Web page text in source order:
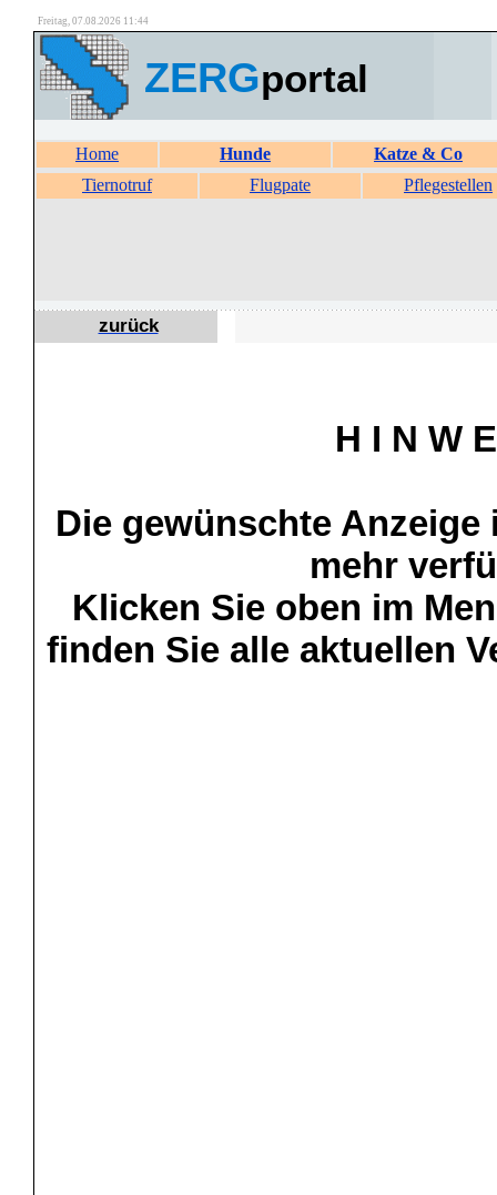
Freitag, 07.08.2026 11:44
ZERGportal
Home Hunde
Katze & Co
Tiernotruf
Flugpate Pflegestellen
zurück
H I N W
Die gewünschte
mehr
Klicken Sie oben im
finden Sie alle aktuellen